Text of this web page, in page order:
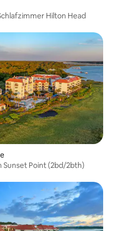
Hilton Head
Sunset Point (2bd/2bth)